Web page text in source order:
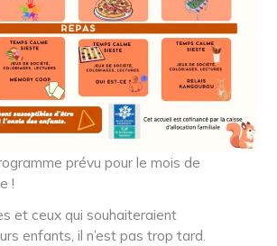
prévu pour le mois de
!
et ceux qui souhaiteraient
enfants, il n’est pas trop tard.